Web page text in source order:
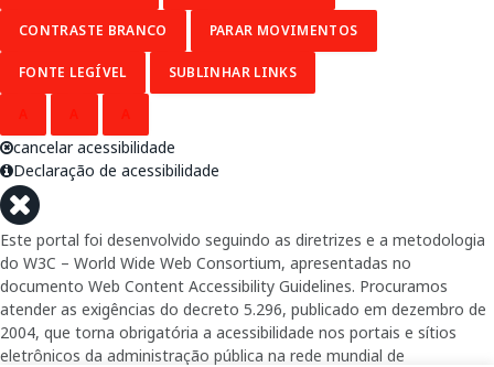
CONTRASTE BRANCO PARAR MOVIMENTOS
FONTE LEGÍVEL SUBLINHAR LINKS
cancelar acessibilidade
Declaração de acessibilidade
Este portal foi desenvolvido seguindo as diretrizes e a metodologia
do W3C – World Wide Web Consortium, apresentadas no
documento Web Content Accessibility Guidelines. Procuramos
atender as exigências do decreto 5.296, publicado em dezembro de
2004, que torna obrigatória a acessibilidade nos portais e sítios
eletrônicos da administração pública na rede mundial de